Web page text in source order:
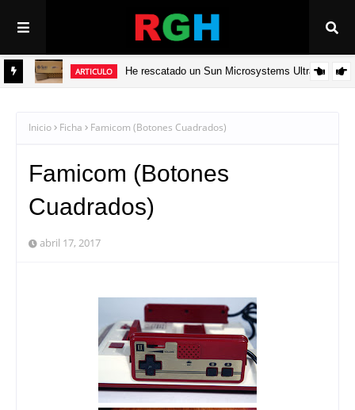
ARTICULO He rescatado un Sun Microsystems Ultra 5
Inicio Ficha Famicom (Botones Cuadrados)
Famicom (Botones
Cuadrados)
abril 17, 2017